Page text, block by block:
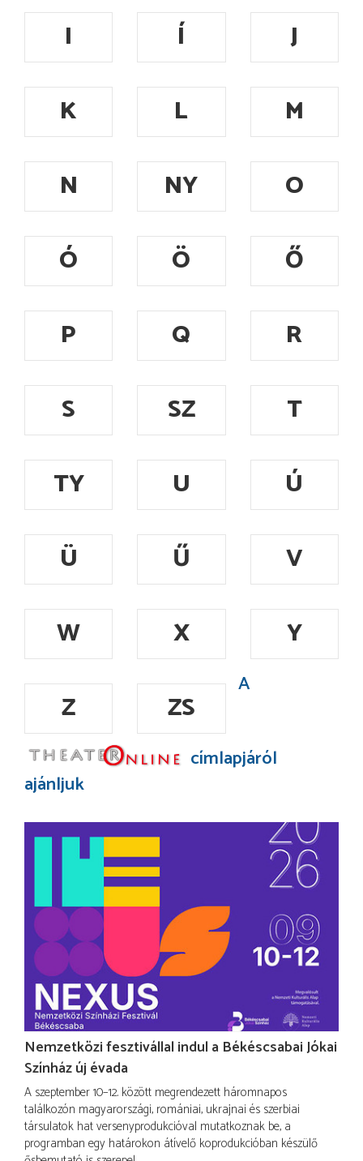
I Í
J
K
L
M
N
NY
O
Ó
Ö
Ő
P
Q
R
S
SZ
T
TY
U
Ú
Ü
Ű
V
W
X
Y
Z
ZS
A
címlapjáról
ajánljuk
Nemzetközi fesztivállal indul a Békéscsabai Jókai
Színház új évada
A szeptember 10–12. között megrendezett háromnapos
találkozón magyarországi, romániai, ukrajnai és szerbiai
társulatok hat versenyprodukcióval mutatkoznak be, a
programban egy határokon átívelő koprodukcióban készülő